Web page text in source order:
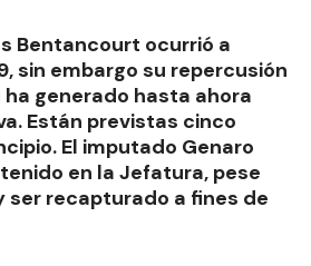
Bentancourt ocurrió a
sin embargo su repercusión
generado hasta ahora
Están previstas cinco
El imputado Genaro
en la Jefatura, pese
ser recapturado a fines de